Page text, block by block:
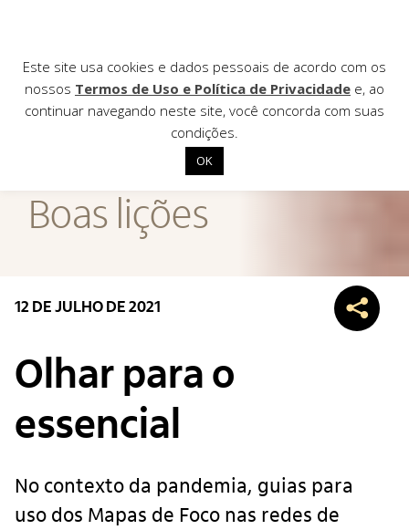
Institucional
Editais
Contato
Boas lições
12 DE JULHO DE 2021
Olhar para o
essencial
No contexto da pandemia, guias para
uso dos Mapas de Foco nas redes de
Este site usa cookies e dados pessoais de acordo com os
nossos Termos de Uso e Política de Privacidade e, ao
continuar navegando neste site, você concorda com suas
condições.
OK